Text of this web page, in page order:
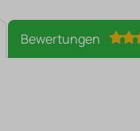
Bewertungen